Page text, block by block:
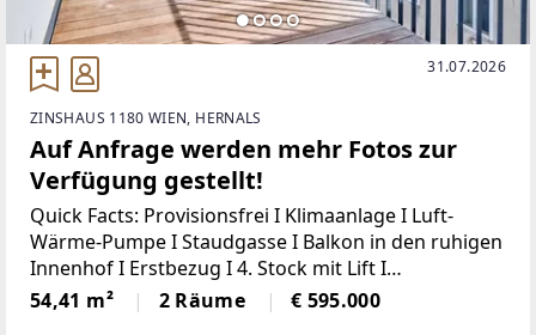
31.07.2026
ZINSHAUS 1180 WIEN, HERNALS
Auf Anfrage werden mehr Fotos zur
Verfügung gestellt!
Quick Facts: Provisionsfrei I Klimaanlage I Luft-
Wärme-Pumpe I Staudgasse I Balkon in den ruhigen
Innenhof I Erstbezug I 4. Stock mit Lift I
Dachgeschoß I Baujahr 2025Ich freue mich auf
Ihren AnrufIrene Lindenberger 00431/526 26
54,41 m² 2 Räume € 595.000